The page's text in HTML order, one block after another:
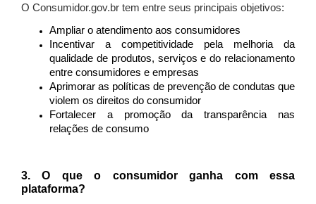
O Consumidor.gov.br tem entre seus principais objetivos:
Ampliar o atendimento aos consumidores
Incentivar a competitividade pela melhoria da
qualidade de produtos, serviços e do relacionamento
entre consumidores e empresas
Aprimorar as políticas de prevenção de condutas que
violem os direitos do consumidor
Fortalecer a promoção da transparência nas
relações de consumo
3. O que o consumidor ganha com essa
plataforma?